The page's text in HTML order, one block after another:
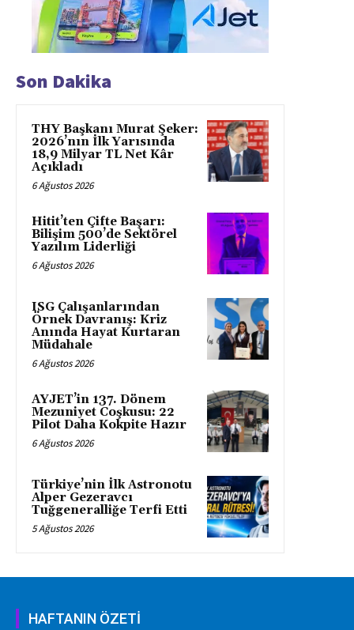
Son Dakika
THY Başkanı Murat Şeker:
2026’nın İlk Yarısında
18,9 Milyar TL Net Kâr
Açıkladı
6 Ağustos 2026
Hitit’ten Çifte Başarı:
Bilişim 500’de Sektörel
Yazılım Liderliği
6 Ağustos 2026
ISG Çalışanlarından
Örnek Davranış: Kriz
Anında Hayat Kurtaran
Müdahale
6 Ağustos 2026
AYJET’in 137. Dönem
Mezuniyet Coşkusu: 22
Pilot Daha Kokpite Hazır
6 Ağustos 2026
Türkiye’nin İlk Astronotu
Alper Gezeravcı
Tuğgeneralliğe Terfi Etti
5 Ağustos 2026
HAFTANIN ÖZETİ